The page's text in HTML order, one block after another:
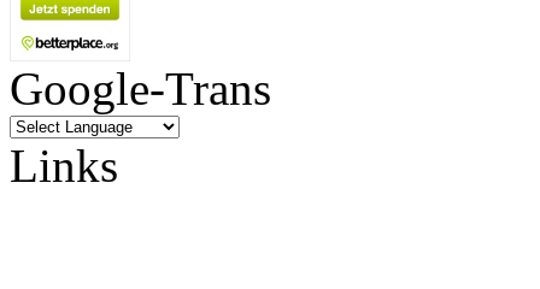
Google-Trans
Links